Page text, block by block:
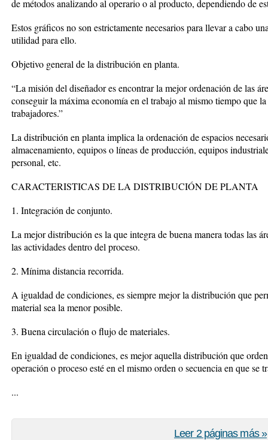
de métodos analizando al operario o al producto, dependiendo de
Estos gráficos no son estrictamente necesarios para llevar a cabo
utilidad para ello.
Objetivo general de la distribución en planta.
“La misión del diseñador es encontrar la mejor ordenación de las
conseguir la máxima economía en el trabajo al mismo tiempo que
trabajadores.”
La distribución en planta implica la ordenación de espacios
almacenamiento, equipos o líneas de producción, equipos
personal, etc.
CARACTERISTICAS DE LA DISTRIBUCIÓN DE PLANTA
1. Integración de conjunto.
La mejor distribución es la que integra de buena manera todas las
las actividades dentro del proceso.
2. Mínima distancia recorrida.
A igualdad de condiciones, es siempre mejor la distribución que
material sea la menor posible.
3. Buena circulación o flujo de materiales.
En igualdad de condiciones, es mejor aquella distribución que
operación o proceso esté en el mismo orden o secuencia en que se
...
Leer 2 páginas más »